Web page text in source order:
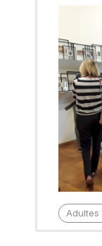
Adultes